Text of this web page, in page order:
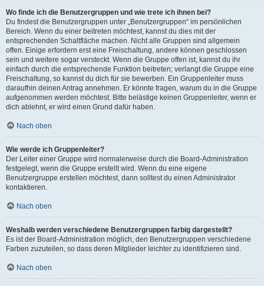
Wo finde ich die Benutzergruppen und wie trete ich ihnen bei?
Du findest die Benutzergruppen unter „Benutzergruppen“ im persönlichen
Bereich. Wenn du einer beitreten möchtest, kannst du dies mit der
entsprechenden Schaltfläche machen. Nicht alle Gruppen sind allgemein
offen. Einige erfordern erst eine Freischaltung, andere können geschlossen
sein und weitere sogar versteckt. Wenn die Gruppe offen ist, kannst du ihr
einfach durch die entsprechende Funktion beitreten; verlangt die Gruppe eine
Freischaltung, so kannst du dich für sie bewerben. Ein Gruppenleiter muss
daraufhin deinen Antrag annehmen. Er könnte fragen, warum du in die Gruppe
aufgenommen werden möchtest. Bitte belästige keinen Gruppenleiter, wenn er
dich ablehnt, er wird einen Grund dafür haben.
Nach oben
Wie werde ich Gruppenleiter?
Der Leiter einer Gruppe wird normalerweise durch die Board-Administration
festgelegt, wenn die Gruppe erstellt wird. Wenn du eine eigene
Benutzergruppe erstellen möchtest, dann solltest du einen Administrator
kontaktieren.
Nach oben
Weshalb werden verschiedene Benutzergruppen farbig dargestellt?
Es ist der Board-Administration möglich, den Benutzergruppen verschiedene
Farben zuzuteilen, so dass deren Mitglieder leichter zu identifizieren sind.
Nach oben